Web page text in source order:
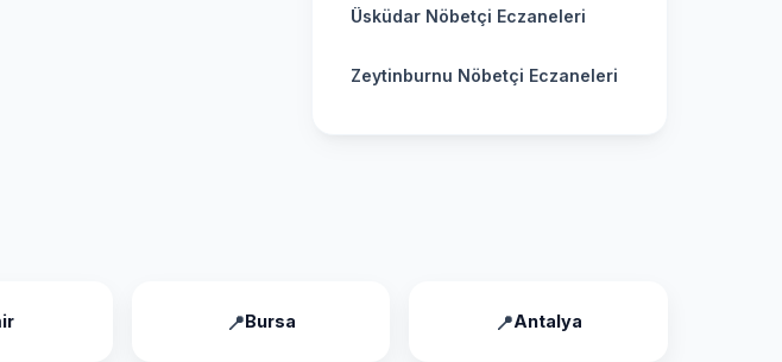
Üsküdar Nöbetçi Eczaneleri
Zeytinburnu Nöbetçi Eczaneleri
Bursa Antalya